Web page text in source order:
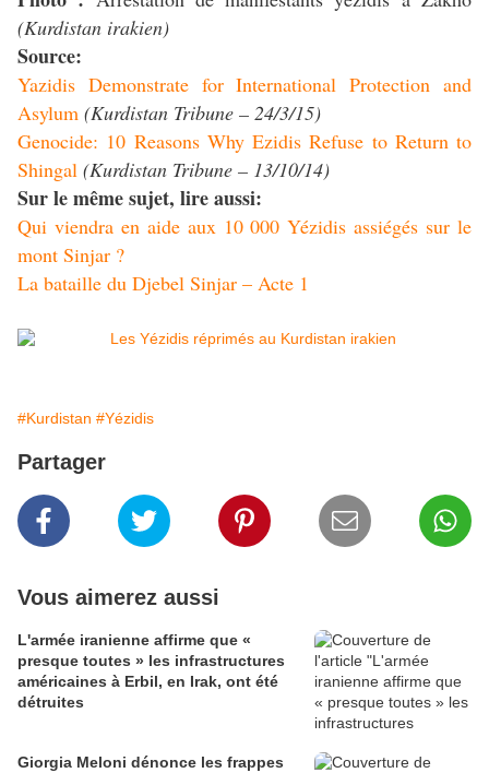
(Kurdistan irakien)
Source:
Yazidis Demonstrate for International Protection and
Asylum (Kurdistan Tribune – 24/3/15)
Genocide: 10 Reasons Why Ezidis Refuse to Return to
Shingal (Kurdistan Tribune – 13/10/14)
Sur le même sujet, lire aussi:
Qui viendra en aide aux 10 000 Yézidis assiégés sur le
mont Sinjar ?
La bataille du Djebel Sinjar – Acte 1
#Kurdistan #Yézidis
Partager
Vous aimerez aussi
L'armée iranienne affirme que «
presque toutes » les infrastructures
américaines à Erbil, en Irak, ont été
détruites
Giorgia Meloni dénonce les frappes